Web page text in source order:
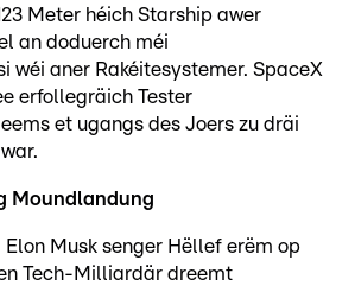
Meter héich Starship awer
an doduerch méi
wéi aner Rakéitesystemer. SpaceX
erfollegräich Tester
et ugangs des Joers zu dräi
Moundlandung
Musk senger Hëllef erëm op
Tech-Milliardär dreemt